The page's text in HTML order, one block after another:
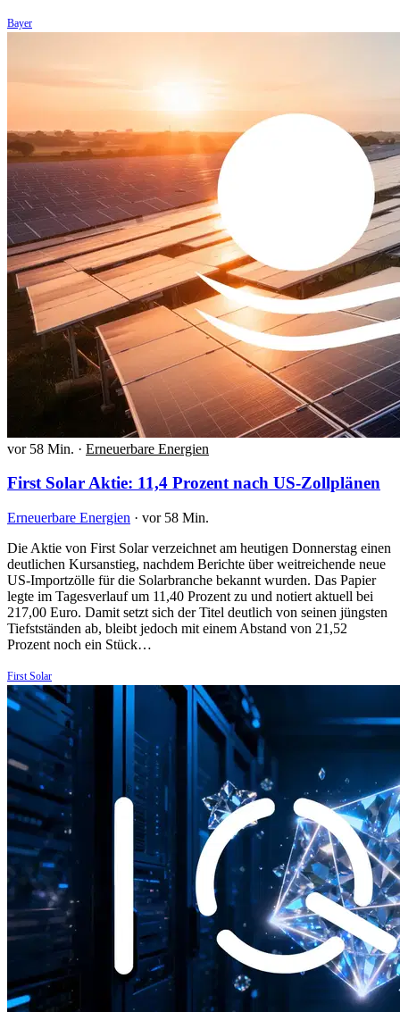
Bayer
vor 58 Min. · Erneuerbare Energien
First Solar Aktie: 11,4 Prozent nach US-Zollplänen
Erneuerbare Energien · vor 58 Min.
Die Aktie von First Solar verzeichnet am heutigen Donnerstag einen
deutlichen Kursanstieg, nachdem Berichte über weitreichende neue
US-Importzölle für die Solarbranche bekannt wurden. Das Papier
legte im Tagesverlauf um 11,40 Prozent zu und notiert aktuell bei
217,00 Euro. Damit setzt sich der Titel deutlich von seinen jüngsten
Tiefstständen ab, bleibt jedoch mit einem Abstand von 21,52
Prozent noch ein Stück…
First Solar